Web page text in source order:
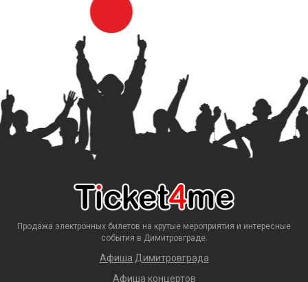
Продажа электронных билетов на крутые мероприятия и интересные
события в Димитровграде.
Афиша Димитровграда
Афиша концертов